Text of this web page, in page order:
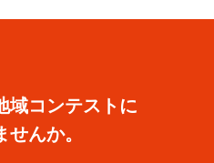
域コンテストに
んか。